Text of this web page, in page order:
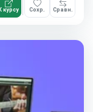
К курсу Сохр. Сравн.